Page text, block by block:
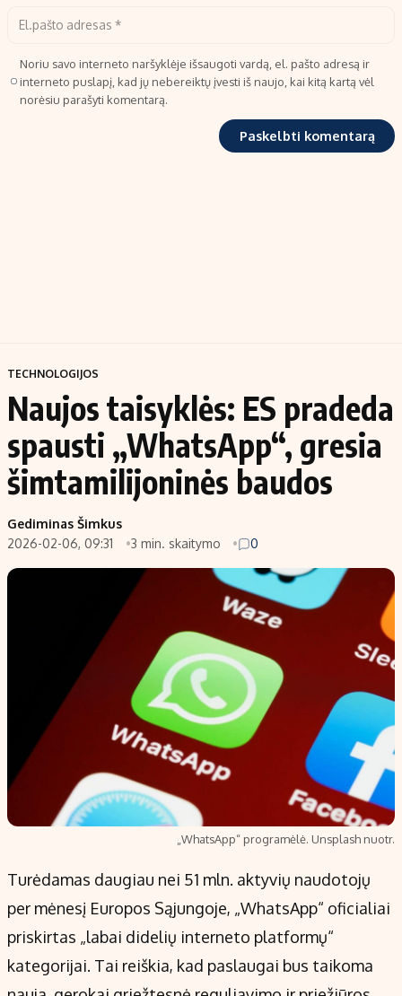
Noriu savo interneto naršyklėje išsaugoti vardą, el. pašto adresą ir
interneto puslapį, kad jų nebereiktų įvesti iš naujo, kai kitą kartą vėl
norėsiu parašyti komentarą.
TECHNOLOGIJOS
Naujos taisyklės: ES pradeda
spausti „WhatsApp“, gresia
šimtamilijoninės baudos
Gediminas Šimkus
2026-02-06, 09:31
3 min. skaitymo 0
„WhatsApp“ programėlė. Unsplash nuotr.
Turėdamas daugiau nei 51 mln. aktyvių naudotojų
per mėnesį Europos Sąjungoje, „WhatsApp“ oficialiai
priskirtas „labai didelių interneto platformų“
kategorijai. Tai reiškia, kad paslaugai bus taikoma